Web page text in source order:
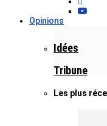
Opinions
Idées
Tribune
Les plus